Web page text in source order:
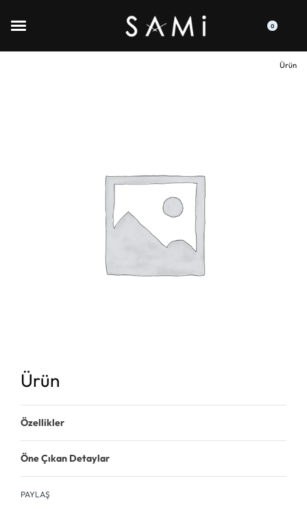
0
Ürün
Ürün
Özellikler
Öne Çıkan Detaylar
PAYLAŞ